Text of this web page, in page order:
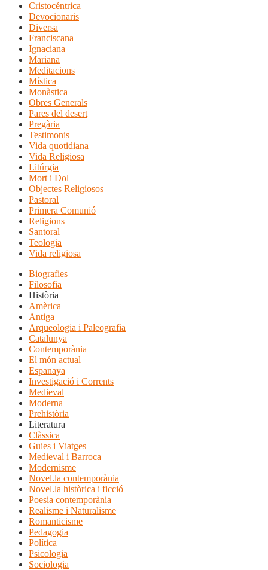
Cristocéntrica
Devocionaris
Diversa
Franciscana
Ignaciana
Mariana
Meditacions
Mística
Monàstica
Obres Generals
Pares del desert
Pregària
Testimonis
Vida quotidiana
Vida Religiosa
Litúrgia
Mort i Dol
Objectes Religiosos
Pastoral
Primera Comunió
Religions
Santoral
Teologia
Vida religiosa
Biografies
Filosofia
Història
Amèrica
Antiga
Arqueologia i Paleografia
Catalunya
Contemporània
El món actual
Espanaya
Investigació i Corrents
Medieval
Moderna
Prehistòria
Literatura
Clàssica
Guies i Viatges
Medieval i Barroca
Modernisme
Novel.la contemporània
Novel.la històrica i ficció
Poesia contemporània
Realisme i Naturalisme
Romanticisme
Pedagogia
Política
Psicologia
Sociologia